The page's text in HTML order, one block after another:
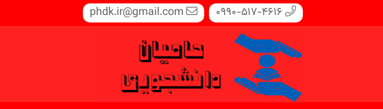
0990-517-4616
phdk.ir@gmail.com